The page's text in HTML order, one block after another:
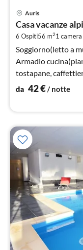
Auris
Casa vacanze
6 Ospiti56 m21
Soggiorno(letto a
Armadio
tostapane,
da 42€/ notte